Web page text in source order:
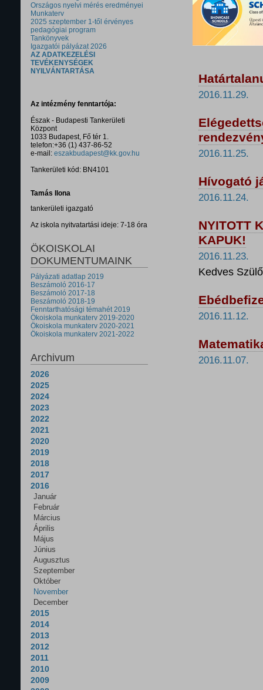
Országos nyelvi mérés eredményei
Munkaterv
2025 szeptember 1-től érvényes
pedagógiai program
Tankönyvek
Igazgatói pályázat 2026
AZ ADATKEZELÉSI
TEVÉKENYSÉGEK
NYILVÁNTARTÁSA
Az intézmény fenntartója:
Észak - Budapesti Tankerületi
Központ
1033 Budapest, Fő tér 1.
telefon:+36 (1) 437-86-52
e-mail: eszakbudapest@kk.gov.hu
Tankerületi kód: BN4101
Tamás Ilona
tankerületi igazgató
Az iskola nyitvatartási ideje: 7-18 óra
ÖKOISKOLAI
DOKUMENTUMAINK
Pályázati adatlap 2019
Beszámoló 2016-17
Beszámoló 2017-18
Beszámoló 2018-19
Fenntarthatósági témahét 2019
Ökoiskola munkaterv 2019-2020
Ökoiskola munkaterv 2020-2021
Ökoiskola munkaterv 2021-2022
Archivum
2026
2025
2024
2023
2022
2021
2020
2019
2018
2017
2016
Január
Február
Március
Április
Május
Június
Augusztus
Szeptember
Október
November
December
2015
2014
2013
2012
2011
2010
2009
2016.11.29.
2016.11.25.
Hívogató
2016.11.24.
NYITOTT
KAPUK!
2016.11.23.
Kedves
2016.11.12.
2016.11.07.